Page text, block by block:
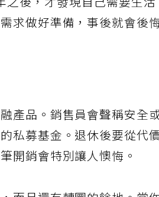
之後，才發現自己需要生活
求做好準備，事後就會後
產品。銷售員會聲稱安全
私募基金。退休後要從代
開銷會特別讓人懊悔。